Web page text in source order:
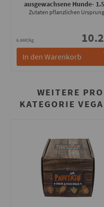
ausgewachsene Hunde-
Zutaten pflanzlichen
6.86€/kg
In den Warenkorb
WEITERE
KATEGORIE